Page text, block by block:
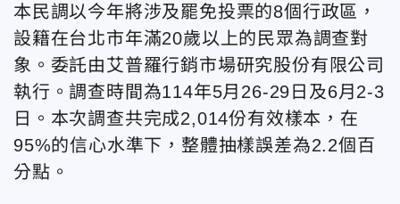
本民調以今年將涉及罷免投票的8個行政區，
設籍在台北市年滿20歲以上的民眾為調查對
象。委託由艾普羅行銷市場研究股份有限公司
執行。調查時間為114年5月26-29日及6月2-3
日。本次調查共完成2,014份有效樣本，在
95%的信心水準下，整體抽樣誤差為2.2個百
分點。